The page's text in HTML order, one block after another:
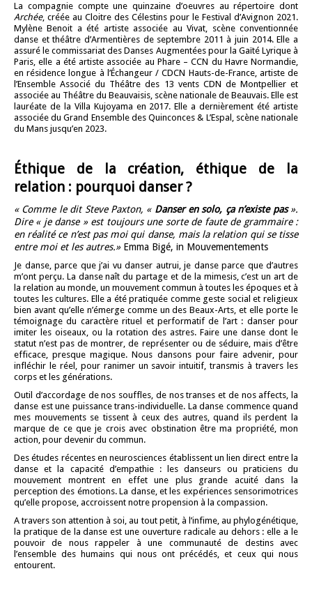
La compagnie compte une quinzaine d’oeuvres au répertoire dont
Archée, créée au Cloitre des Célestins pour le Festival d’Avignon 2021.
Mylène Benoit a été artiste associée au Vivat, scène conventionnée
danse et théâtre d’Armentières de septembre 2011 à juin 2014. Elle a
assuré le commissariat des Danses Augmentées pour la Gaïté Lyrique à
Paris, elle a été artiste associée au Phare – CCN du Havre Normandie,
en résidence longue à l’Échangeur / CDCN Hauts-de-France, artiste de
l’Ensemble Associé du Théâtre des 13 vents CDN de Montpellier et
associée au Théâtre du Beauvaisis, scène nationale de Beauvais. Elle est
lauréate de la Villa Kujoyama en 2017. Elle a dernièrement été artiste
associée du Grand Ensemble des Quinconces & L’Espal, scène nationale
du Mans jusqu’en 2023.
Éthique de la création, éthique de la
relation : pourquoi danser ?
« Comme le dit Steve Paxton, « Danser en solo, ça n’existe pas».
Dire « je danse » est toujours une sorte de faute de grammaire :
en réalité ce n’est pas moi qui danse, mais la relation qui se tisse
entre moi et les autres.» Emma Bigé, in Mouvementements
Je danse, parce que j’ai vu danser autrui, je danse parce que d’autres
m’ont perçu. La danse naît du partage et de la mimesis, c’est un art de
la relation au monde, un mouvement commun à toutes les époques et à
toutes les cultures. Elle a été pratiquée comme geste social et religieux
bien avant qu’elle n’émerge comme un des Beaux-Arts, et elle porte le
témoignage du caractère rituel et performatif de l’art : danser pour
imiter les oiseaux, ou la rotation des astres. Faire une danse dont le
statut n’est pas de montrer, de représenter ou de séduire, mais d’être
efficace, presque magique. Nous dansons pour faire advenir, pour
infléchir le réel, pour ranimer un savoir intuitif, transmis à travers les
corps et les générations.
Outil d’accordage de nos souffles, de nos transes et de nos affects, la
danse est une puissance trans-individuelle. La danse commence quand
mes mouvements se tissent à ceux des autres, quand ils perdent la
marque de ce que je crois avec obstination être ma propriété, mon
action, pour devenir du commun.
Des études récentes en neurosciences établissent un lien direct entre la
danse et la capacité d’empathie : les danseurs ou praticiens du
mouvement montrent en effet une plus grande acuité dans la
perception des émotions. La danse, et les expériences sensorimotrices
qu’elle propose, accroissent notre propension à la compassion.
A travers son attention à soi, au tout petit, à l’infime, au phylogénétique,
la pratique de la danse est une ouverture radicale au dehors : elle a le
pouvoir de nous rappeler à une communauté de destins avec
l’ensemble des humains qui nous ont précédés, et ceux qui nous
entourent.